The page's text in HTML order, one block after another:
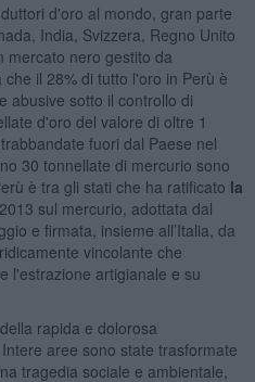
d'oro al mondo, gran parte
India, Svizzera, Regno Unito
mercato nero gestito da
il 28% di tutto l'oro in Perù è
abusive sotto il controllo di
d'oro del valore di oltre 1
fuori dal Paese nel
30 tonnellate di mercurio sono
è tra gli stati che ha ratificato la
sul mercurio, adottata dal
e firmata, insieme all’Italia, da
vincolante che
l'estrazione artigianale e su
rapida e dolorosa
aree sono state trasformate
tragedia sociale e ambientale,